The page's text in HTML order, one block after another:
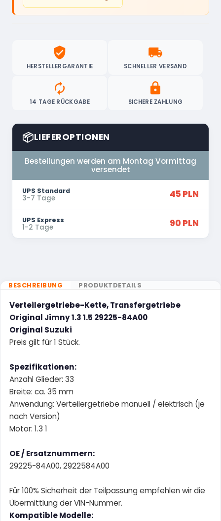
verified_user
HERSTELLERGARANTIE
local_shipping
SCHNELLER VERSAND
autorenew
14 TAGE RÜCKGABE
lock
SICHERE ZAHLUNG
📦LIEFEROPTIONEN
Bestellungen werden am Montag Vormittag
versendet
UPS Standard
3-7 Tage 45 PLN
UPS Express
1-2 Tage 90 PLN
BESCHREIBUNG PRODUKTDETAILS
Verteilergetriebe-Kette, Transfergetriebe
Original Jimny 1.3 1.5 29225-84A00
Original Suzuki
Preis gilt für 1 Stück.
Spezifikationen:
Anzahl Glieder: 33
Breite: ca. 35 mm
Anwendung: Verteilergetriebe manuell / elektrisch (je
nach Version)
Motor: 1.3 1
OE / Ersatznummern:
29225-84A00, 2922584A00
Für 100% Sicherheit der Teilpassung empfehlen wir die
Übermittlung der VIN-Nummer.
Kompatible Modelle: